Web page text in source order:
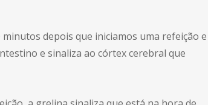
depois que iniciamos uma refeição e
e sinaliza ao córtex cerebral que